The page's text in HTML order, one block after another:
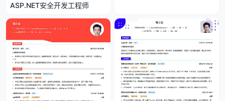
ASP.NET安全开发工程师